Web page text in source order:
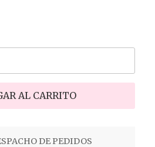
AL CARRITO
DE PEDIDOS